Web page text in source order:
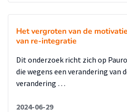
Het vergroten van de
van re-integratie
Dit onderzoek richt zich op
die wegens een verandering van
verandering …
2024-06-29